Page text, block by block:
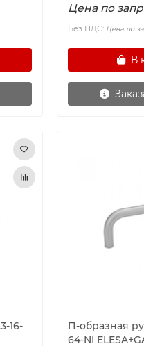
Цена по
Без НДС: Цена по
В
16-
П-образная
64-NI